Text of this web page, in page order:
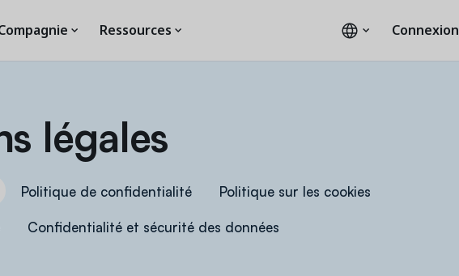
Ressources Connexion
légales
Politique de confidentialité
Politique sur les cookies
Confidentialité et sécurité des données